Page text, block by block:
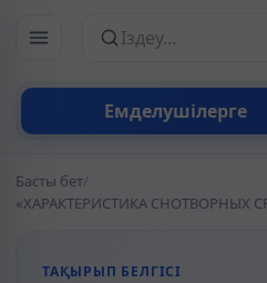
Емделушілерге
Сайттан іздеу
Басты бет/
ТАҚЫРЫП БЕЛГІСІ